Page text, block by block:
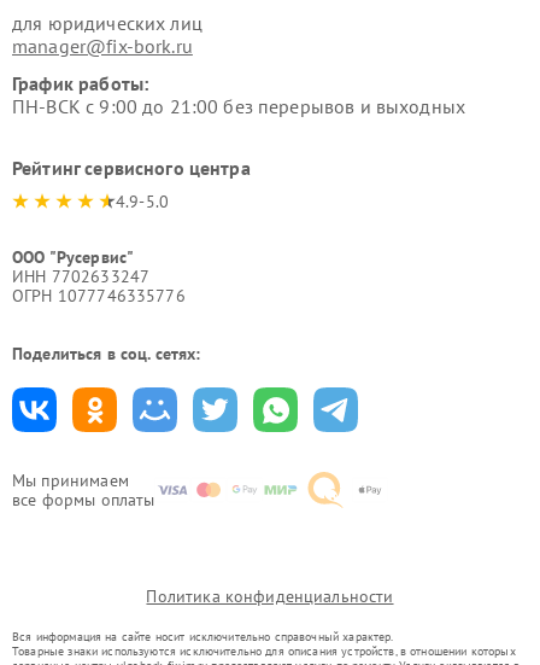
Мы принимаем
все формы оплаты
для юридических лиц
manager@fix-bork.ru
График работы:
ПН-ВСК с 9:00 до 21:00 без перерывов и выходных
Рейтинг сервисного центра
4.9-5.0
ООО "Русервис"
ИНН 7702633247
ОГРН 1077746335776
Поделиться в соц. сетях:
Политика конфиденциальности
Вся информация на сайте носит исключительно справочный характер.
Товарные знаки используются исключительно для описания устройств, в отношении которых